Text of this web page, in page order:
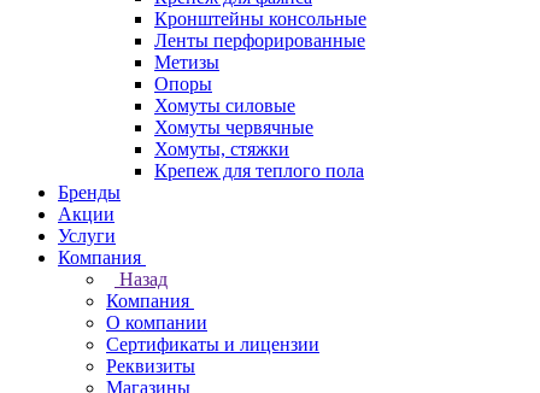
Кронштейны консольные
Ленты перфорированные
Метизы
Опоры
Хомуты силовые
Хомуты червячные
Хомуты, стяжки
Крепеж для теплого пола
Бренды
Акции
Услуги
Компания
Назад
Компания
О компании
Сертификаты и лицензии
Реквизиты
Магазины